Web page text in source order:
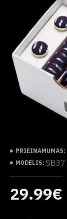
PRIEINAMUMAS:
MODELIS: SB37
29.99€